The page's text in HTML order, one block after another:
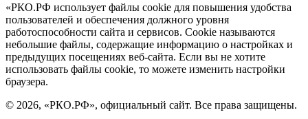
«РКО.РФ использует файлы cookie для повышения удобства
пользователей и обеспечения должного уровня
работоспособности сайта и сервисов. Cookie называются
небольшие файлы, содержащие информацию о настройках и
предыдущих посещениях веб-сайта. Если вы не хотите
использовать файлы cookie, то можете изменить настройки
браузера.
© 2026, «РКО.РФ», официальный сайт. Все права защищены.